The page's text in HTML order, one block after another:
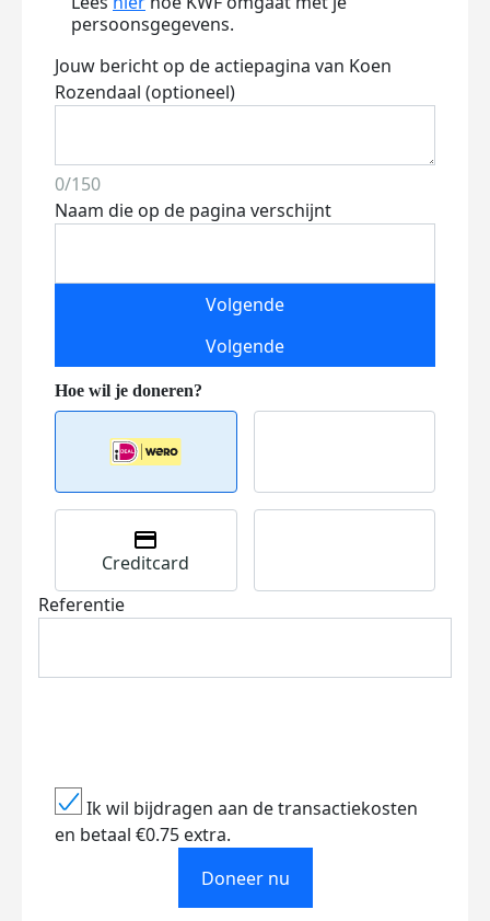
persoonsgegevens.
Jouw bericht op de actiepagina van Koen
Rozendaal (optioneel)
0/150
Naam die op de pagina verschijnt
Volgende
Volgende
Creditcard
Referentie
Ik wil bijdragen aan de transactiekosten
en betaal €0.75 extra.
Doneer nu